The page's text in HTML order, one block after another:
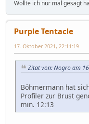
Wollte ich nur mal gesagt
Purple Tentacle
17. Oktober 2021, 22:11:19
Zitat von: Nogro am
Böhmermann hat
Profiler zur Brust
min. 12:13